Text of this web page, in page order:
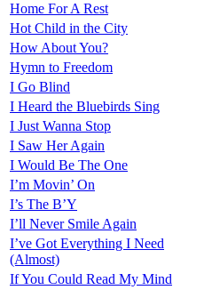
Home For A Rest
Hot Child in the City
How About You?
Hymn to Freedom
I Go Blind
I Heard the Bluebirds Sing
I Just Wanna Stop
I Saw Her Again
I Would Be The One
I’m Movin’ On
I’s The B’Y
I’ll Never Smile Again
I’ve Got Everything I Need
(Almost)
If You Could Read My Mind